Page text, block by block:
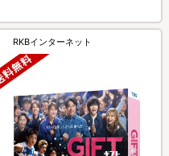
RKBインターネット